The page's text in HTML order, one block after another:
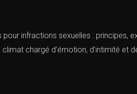
infractions sexuelles : principes,
chargé d’émotion, d’intimité et